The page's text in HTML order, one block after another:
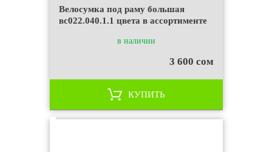
Велосумка под раму большая
вс022.040.1.1 цвета в ассортименте
в наличии
3 600 сом
КУПИТЬ